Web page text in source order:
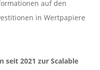
auf den
in Wertpapiere
seit 2021 zur Scalable